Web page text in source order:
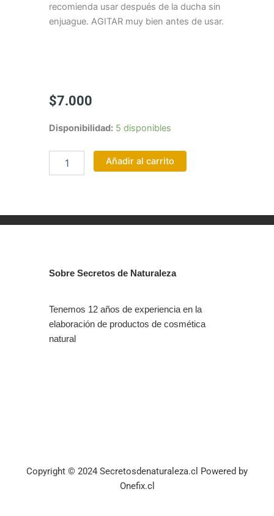
recomienda usar después de la ducha sin
enjuague. AGITAR muy bien antes de usar.
$7.000
Disponibilidad: 5 disponibles
ACEITE
DE
BERGAMOTA
100
Añadir al carrito
Sobre Secretos de Naturaleza
Tenemos 12 años de experiencia en la
elaboración de productos de cosmética
natural
Copyright © 2024 Secretosdenaturaleza.cl Powered by
Onefix.cl